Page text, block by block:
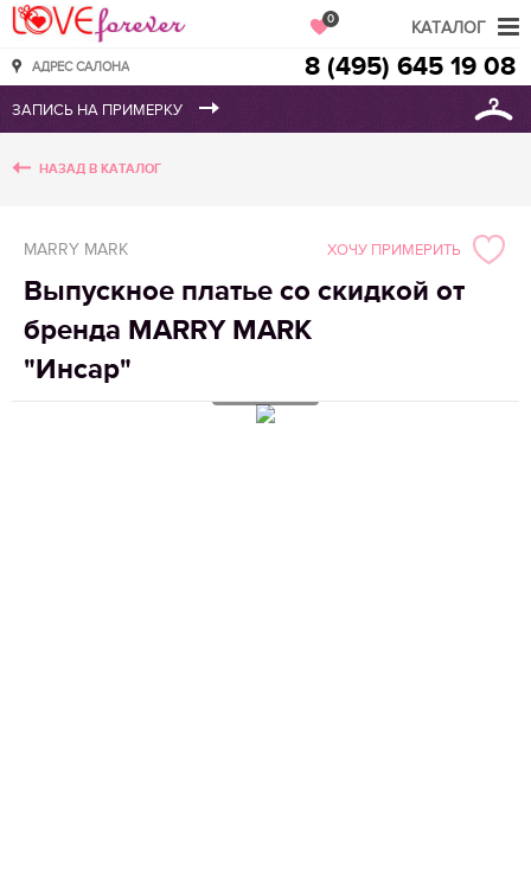
Love Forever
АДРЕС САЛОНА
0
8 (495) 645 19 08
НАЗАД В КАТАЛОГ
MARRY MARK
Выпускное платье со скидкой от
бренда MARRY MARK
"Инсар"
ХОЧУ ПРИМЕРИТЬ
КАТАЛОГ